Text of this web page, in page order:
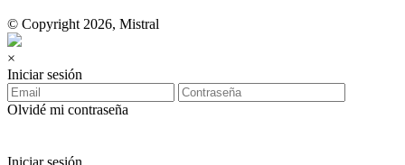
© Copyright 2026, Mistral
×
Iniciar sesión
Olvidé mi contraseña
Iniciar sesión